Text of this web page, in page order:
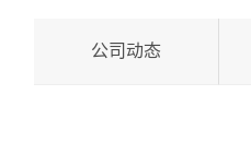
公司动态